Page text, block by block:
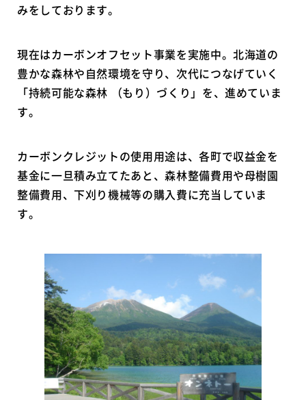
みをしております。
現在はカーボンオフセット事業を実施中。北海道の
豊かな森林や自然環境を守り、次代につなげていく
「持続可能な森林 （もり）づくり」を、進めていま
す。
カーボンクレジットの使用用途は、各町で収益金を
基金に一旦積み立てたあと、森林整備費用や母樹園
整備費用、下刈り機械等の購入費に充当していま
す。